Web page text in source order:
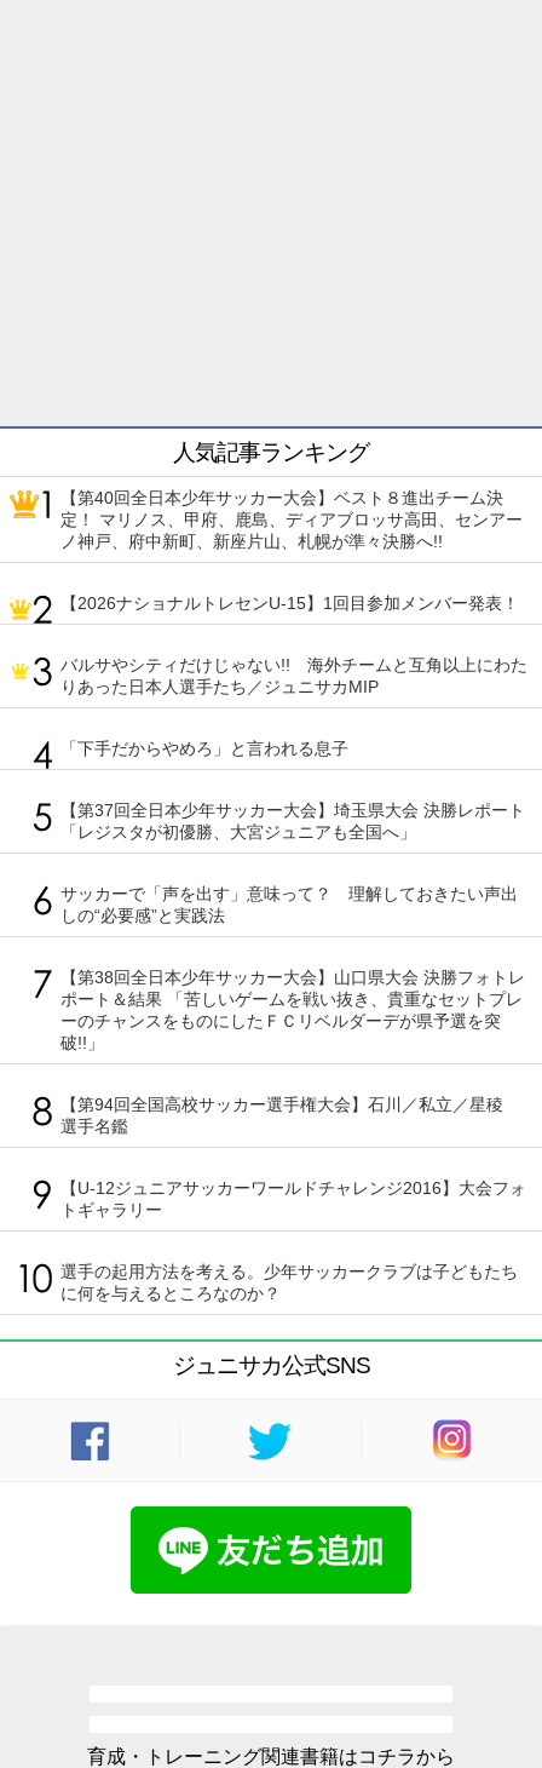
人気記事ランキング
【第40回全日本少年サッカー大会】ベスト８進出チーム決
定！ マリノス、甲府、鹿島、ディアブロッサ高田、センアー
ノ神戸、府中新町、新座片山、札幌が準々決勝へ!!
【2026ナショナルトレセンU-15】1回目参加メンバー発表！
バルサやシティだけじゃない!! 海外チームと互角以上にわた
りあった日本人選手たち／ジュニサカMIP
「下手だからやめろ」と言われる息子
【第37回全日本少年サッカー大会】埼玉県大会 決勝レポート
「レジスタが初優勝、大宮ジュニアも全国へ」
サッカーで「声を出す」意味って？ 理解しておきたい声出
しの“必要感”と実践法
【第38回全日本少年サッカー大会】山口県大会 決勝フォトレ
ポート＆結果 「苦しいゲームを戦い抜き、貴重なセットプレ
ーのチャンスをものにしたＦＣリベルダーデが県予選を突
破!!」
【第94回全国高校サッカー選手権大会】石川／私立／星稜
選手名鑑
【U-12ジュニアサッカーワールドチャレンジ2016】大会フォ
トギャラリー
選手の起用方法を考える。少年サッカークラブは子どもたち
に何を与えるところなのか？
ジュニサカ公式SNS
育成・トレーニング関連書籍はコチラから